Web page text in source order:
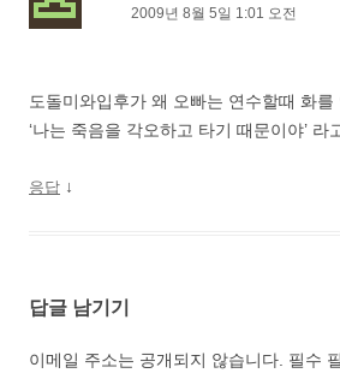
2009년 8월 5일 1:01 오전
도돌미와입후가 왜 오빠는 연수할때 화를
‘나는 죽음을 각오하고 타기 때문이야’ 라
응답 ↓
답글 남기기
이메일 주소는 공개되지 않습니다. 필수